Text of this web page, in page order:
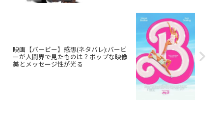
映画【バービー】感想(ネタバレ):バービ
ーが人間界で見たものは？ポップな映像
美とメッセージ性が光る